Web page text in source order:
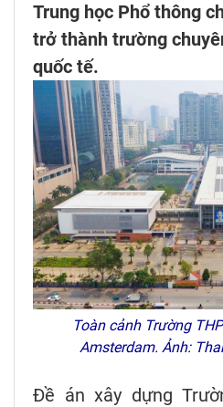
Trung học Phổ thông
trở thành trường
quốc tế.
Toàn cảnh Trường
Amsterdam. Ảnh:
Đề án xây dựng